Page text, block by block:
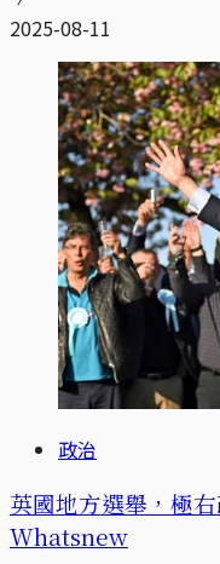
2025-08-11
政治
英國地方選舉，極
Whatsnew